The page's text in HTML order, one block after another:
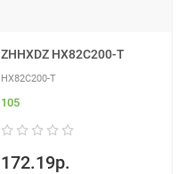
ZHHXDZ HX82C200-T
HX82C200-T
105
172.19р.